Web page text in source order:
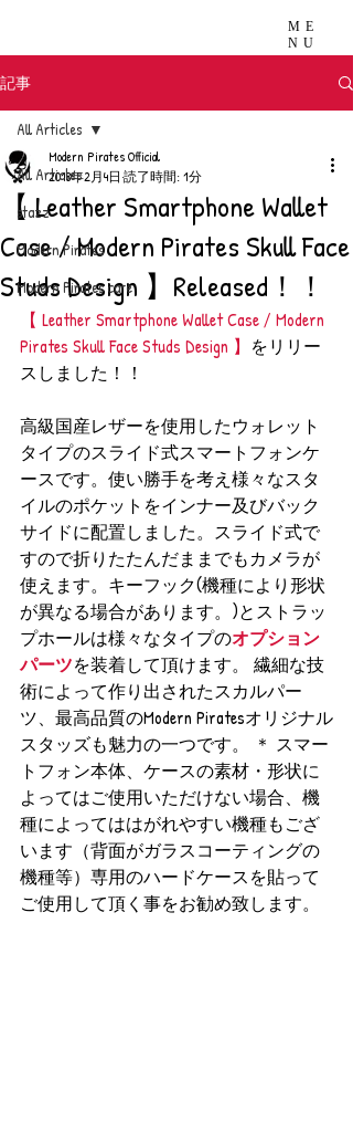
ME
NU
記事
All Articles
stazz
Modern Pirates
Modern Pirates care
All Articles
【 Leather Smartphone Wallet
Case / Modern Pirates Skull Face
Studs Design 】Released！！
Modern Pirates Official
2018年2月4日 読了時間: 1分
【 Leather Smartphone Wallet Case / Modern
Pirates Skull Face Studs Design 】 をリリー
スしました！！
高級国産レザーを使用したウォレット
タイプのスライド式スマートフォンケ
ースです。使い勝手を考え様々なスタ
イルのポケットをインナー及びバック
サイドに配置しました。スライド式で
すので折りたたんだままでもカメラが
使えます。キーフック(機種により形状
が異なる場合があります。)とストラッ
プホールは様々なタイプのオプション
パーツを装着して頂けます。 繊細な技
術によって作り出されたスカルパー
ツ、最高品質のModern Piratesオリジナル
スタッズも魅力の一つです。 ＊ スマー
トフォン本体、ケースの素材・形状に
よってはご使用いただけない場合、機
種によってははがれやすい機種もござ
います（背面がガラスコーティングの
機種等）専用のハードケースを貼って
ご使用して頂く事をお勧め致します。